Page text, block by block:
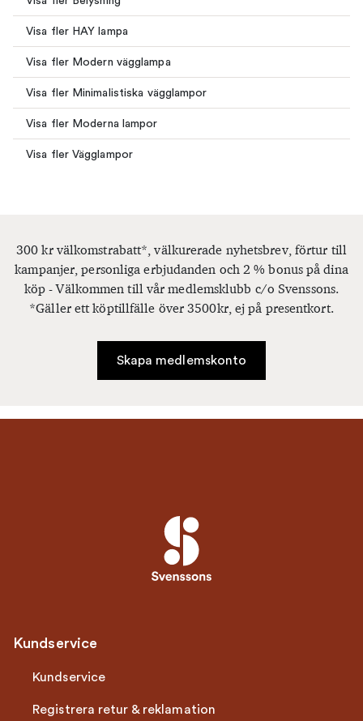
Visa fler HAY lampa
Visa fler Modern vägglampa
Visa fler Minimalistiska vägglampor
Visa fler Moderna lampor
Visa fler Vägglampor
300 kr välkomstrabatt*, välkurerade nyhetsbrev, förtur till
kampanjer, personliga erbjudanden och 2 % bonus på dina
köp - Välkommen till vår medlemsklubb c/o Svenssons.
*Gäller ett köptillfälle över 3500kr, ej på presentkort.
Skapa medlemskonto
Kundservice
Kundservice
Registrera retur & reklamation